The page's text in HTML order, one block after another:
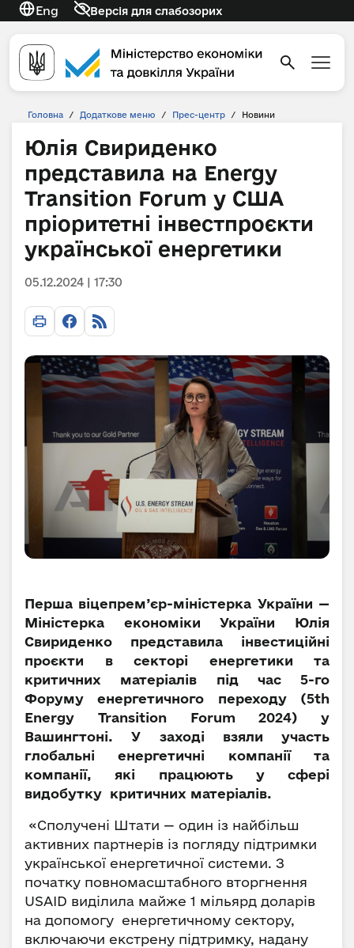
Eng Версія для слабозорих
Головна / Додаткове меню / Прес-центр / Новини
Юлія Свириденко
представила на Energy
Transition Forum у США
пріоритетні інвестпроєкти
української енергетики
05.12.2024 | 17:30
Перша віцепрем’єр-міністерка України —
Міністерка економіки України Юлія
Свириденко представила інвестиційні
проєкти в секторі енергетики та
критичних матеріалів під час 5-го
Форуму енергетичного переходу (5th
Energy Transition Forum 2024) у
Вашингтоні. У заході взяли участь
глобальні енергетичні компанії та
компанії, які працюють у сфері
видобутку критичних матеріалів.
«Сполучені Штати — один із найбільш
активних партнерів із погляду підтримки
української енергетичної системи. З
початку повномасштабного вторгнення
USAID виділила майже 1 мільярд доларів
на допомогу енергетичному сектору,
включаючи екстрену підтримку, надану